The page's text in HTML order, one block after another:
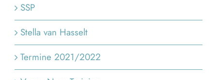
SSP
Stella van Hasselt
Termine 2021/2022